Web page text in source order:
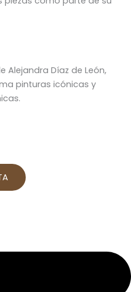
Alejandra Díaz de León,
pinturas icónicas y